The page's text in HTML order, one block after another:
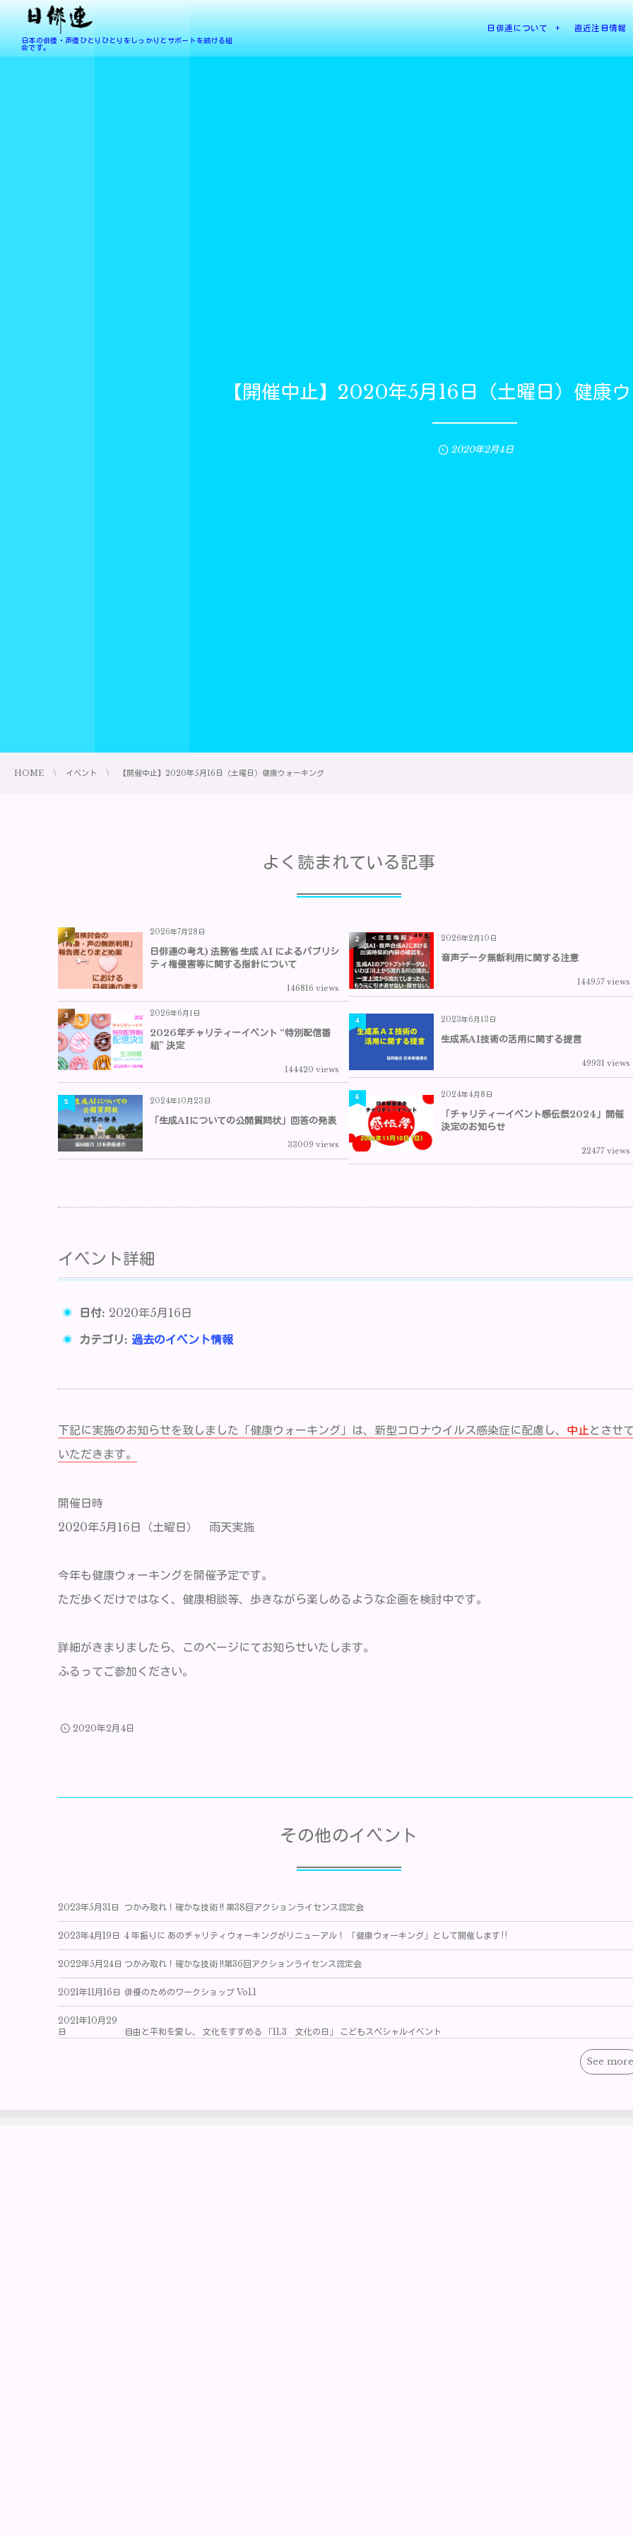
日本の俳優・声優ひとりひとりをしっかりとサポートを続ける組
合です。
日俳連について 直近注目情報
【開催中止】2020年5月16日（土曜日）健康
2020年2月4日
HOME イベント 【開催中止】2020年5月16日（土曜日）健康ウォーキング
よく読まれている記事
2026年7月28日
日俳連の考え) 法務省 生成 AI によるパブリシ
ティ権侵害等に関する指針について
146816 views
1 2026年2月10日
音声データ無断利用に関する注意
144957 views
2
2026年6月1日
2026年チャリティーイベント “特別配信番
組” 決定
144420 views
3 2023年6月13日
生成系AI技術の活用に関する提言
49931 views
4
2024年10月23日
「生成AIについての公開質問状」回答の発表
33009 views
5
2024年4月8日
「チャリティーイベント感伝祭2024」開催
決定のお知らせ
22477 views
6
イベント詳細
日付: 2020年5月16日
カテゴリ: 過去のイベント情報
下記に実施のお知らせを致しました「健康ウォーキング」は、新型コロナウイルス感染症に配慮し、 中止とさせて
いただきます。
開催日時
2020年5月16日（土曜日） 雨天実施
今年も健康ウォーキングを開催予定です。
ただ歩くだけではなく、健康相談等、歩きながら楽しめるような企画を検討中です。
詳細がきまりましたら、このページにてお知らせいたします。
ふるってご参加ください。
2020年2月4日
その他のイベント
2023年5月31日 つかみ取れ！確かな技術 !! 第38回アクションライセンス認定会
2023年4月19日 4 年振りに あのチャリティウォーキングがリニューアル！ 「健康ウォーキング」として開催します‼
2022年5月24日 つかみ取れ！確かな技術 !!第36回アクションライセンス認定会
2021年11月16日 俳優のためのワークショップ Vol.1
2021年10月29
日
自由と平和を愛し、 文化をすすめる 「11.3 文化の日」 こどもスペシャルイベント
See more